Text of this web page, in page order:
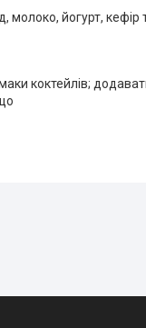
йогурт, кефір
коктейлів;